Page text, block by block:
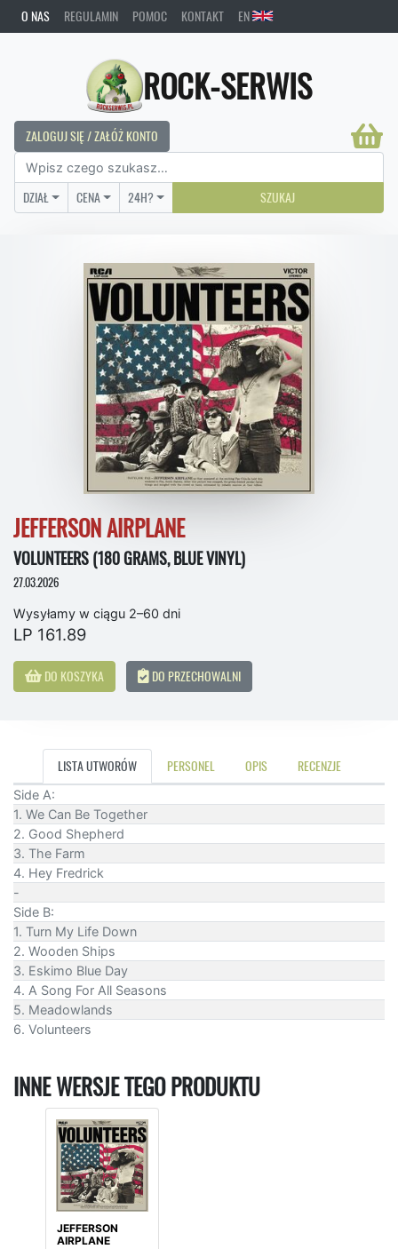
O NAS REGULAMIN POMOC KONTAKT EN
ROCK-SERWIS
ZALOGUJ SIĘ / ZAŁÓŻ KONTO
DZIAŁ CENA 24H? SZUKAJ
JEFFERSON AIRPLANE
VOLUNTEERS (180 GRAMS, BLUE VINYL)
27.03.2026
Wysyłamy w ciągu 2–60 dni
LP 161.89
DO KOSZYKA DO PRZECHOWALNI
LISTA UTWORÓW PERSONEL OPIS RECENZJE
Side A:
1. We Can Be Together
2. Good Shepherd
3. The Farm
4. Hey Fredrick
-
Side B:
1. Turn My Life Down
2. Wooden Ships
3. Eskimo Blue Day
4. A Song For All Seasons
5. Meadowlands
6. Volunteers
INNE WERSJE TEGO PRODUKTU
JEFFERSON
AIRPLANE